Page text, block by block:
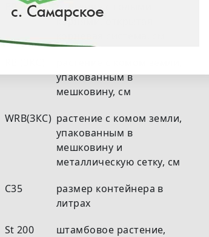
BR (ОКС)
растение с голыми
корнями, открытая
упакованным в
мешковину, см
WRB(ЗКС) растение с комом земли,
упакованным в
мешковину и
металлическую сетку, см
С35
размер контейнера в
литрах
St 200
штамбовое растение,